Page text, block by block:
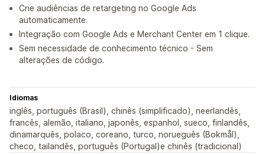
Crie audiências de retargeting no Google Ads
automaticamente.
Integração com Google Ads e Merchant Center em 1 clique.
Sem necessidade de conhecimento técnico - Sem
alterações de código.
Idiomas
inglês, português (Brasil), chinês (simplificado), neerlandês,
francês, alemão, italiano, japonês, espanhol, sueco, finlandês,
dinamarquês, polaco, coreano, turco, norueguês (Bokmål),
checo, tailandês, português (Portugal)e chinês (tradicional)